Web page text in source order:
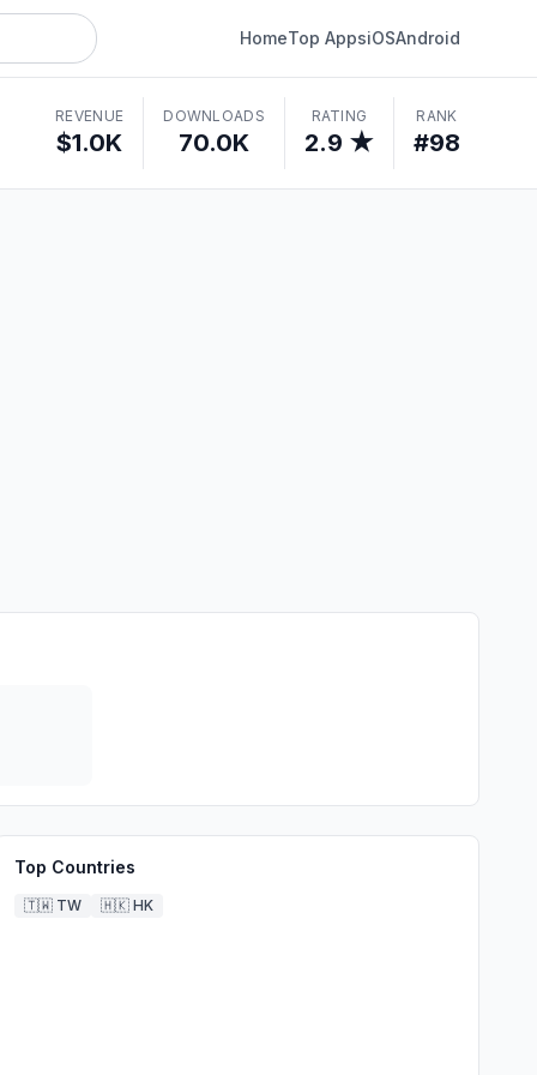
HomeTop AppsiOSAndroid
REVENUE
$1.0K
DOWNLOADS
70.0K
RATING
2.9 ★
RANK
#98
Top Countries
🇹🇼 TW 🇭🇰 HK